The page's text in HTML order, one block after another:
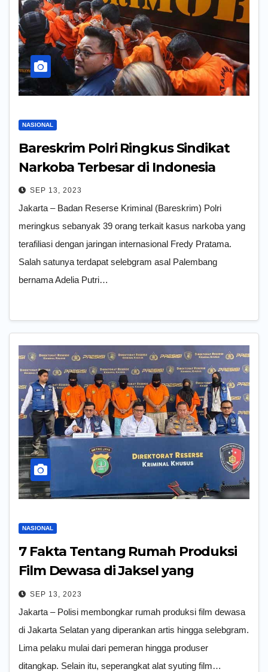
NASIONAL
Bareskrim Polri Ringkus Sindikat
Narkoba Terbesar di Indonesia
SEP 13, 2023
Jakarta – Badan Reserse Kriminal (Bareskrim) Polri
meringkus sebanyak 39 orang terkait kasus narkoba yang
terafiliasi dengan jaringan internasional Fredy Pratama.
Salah satunya terdapat selebgram asal Palembang
bernama Adelia Putri…
NASIONAL
7 Fakta Tentang Rumah Produksi
Film Dewasa di Jaksel yang
Dibongkar Polisi
SEP 13, 2023
Jakarta – Polisi membongkar rumah produksi film dewasa
di Jakarta Selatan yang diperankan artis hingga selebgram.
Lima pelaku mulai dari pemeran hingga produser
ditangkap. Selain itu, seperangkat alat syuting film…